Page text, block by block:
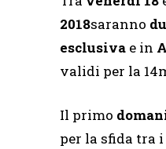
2018saranno
esclusiva e in
validi per la
Il primo
per la sfida tra